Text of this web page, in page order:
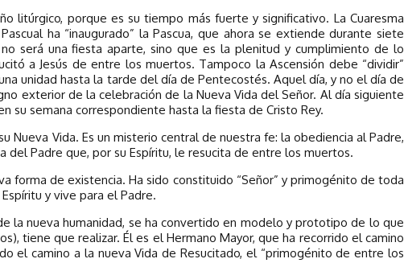
litúrgico, porque es su tiempo más fuerte y significativo. La Cuaresma
ha “inaugurado” la Pascua, que ahora se extiende durante siete
será una fiesta aparte, sino que es la plenitud y cumplimiento de lo
a Jesús de entre los muertos. Tampoco la Ascensión debe “dividir”
unidad hasta la tarde del día de Pentecostés. Aquel día, y no el día de
exterior de la celebración de la Nueva Vida del Señor. Al día siguiente
su semana correspondiente hasta la fiesta de Cristo Rey.
Nueva Vida. Es un misterio central de nuestra fe: la obediencia al Padre,
del Padre que, por su Espíritu, le resucita de entre los muertos.
forma de existencia. Ha sido constituido “Señor” y primogénito de toda
y vive para el Padre.
la nueva humanidad, se ha convertido en modelo y prototipo de lo que
tiene que realizar. Él es el Hermano Mayor, que ha recorrido el camino
el camino a la nueva Vida de Resucitado, el “primogénito de entre los